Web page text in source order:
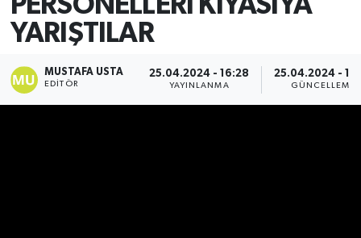
YARIŞTILAR
MUSTAFA USTA
EDITÖR
25.04.2024 - 16:28
YAYINLANMA
25.04.2024 -
GÜNCELLEME